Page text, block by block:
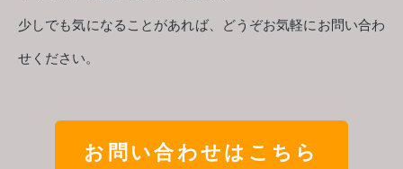
少しでも気になることがあれば、どうぞお気軽にお問い合わ
せください。
お問い合わせはこちら